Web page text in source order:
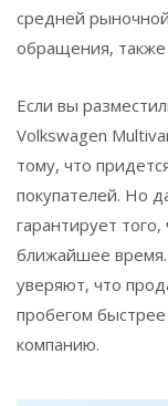
средней
обращения,
Если вы
Volkswagen
тому, что
покупателей. Но
гарантирует
ближайшее
уверяют, что
пробегом
компанию.